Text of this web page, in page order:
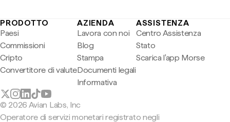
PRODOTTO
Paesi
Commissioni
Cripto
Convertitore di valute
AZIENDA
Lavora con noi
Blog
Stampa
Documenti legali
Informativa
ASSISTENZA
Centro Assistenza
Stato
Scarica l'app Morse
© 2026 Avian Labs, Inc
Operatore di servizi monetari registrato negli